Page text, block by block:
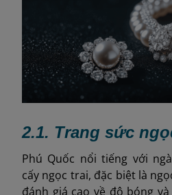
2.1. Trang sức
Phú Quốc nổi tiếng với
cấy ngọc trai, đặc biệt là
đánh giá cao về độ bóng